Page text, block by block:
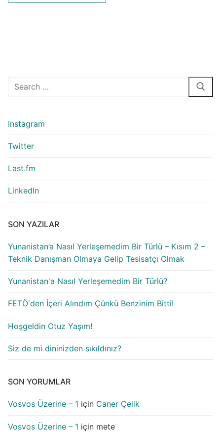
Arama:
Instagram
Twitter
Last.fm
LinkedIn
SON YAZILAR
Yunanistan’a Nasıl Yerleşemedim Bir Türlü – Kısım 2 –
Teknik Danışman Olmaya Gelip Tesisatçı Olmak
Yunanistan'a Nasıl Yerleşemedim Bir Türlü?
FETÖ'den İçeri Alındım Çünkü Benzinim Bitti!
Hoşgeldin Otuz Yaşım!
Siz de mi dininizden sıkıldınız?
SON YORUMLAR
Vosvos Üzerine – 1 için Caner Çelik
Vosvos Üzerine – 1 için mete